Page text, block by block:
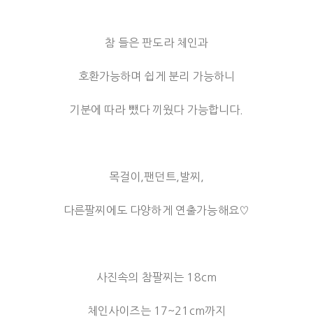
참 들은 판도라 체인과
호환가능하며 쉽게 분리 가능하니
기분에 따라 뺐다 끼웠다 가능합니다.
목걸이,팬던트,발찌,
다른팔찌에도 다양하게 연출가능해요♡
사진속의 참팔찌는 18cm
체인사이즈는 17~21cm까지